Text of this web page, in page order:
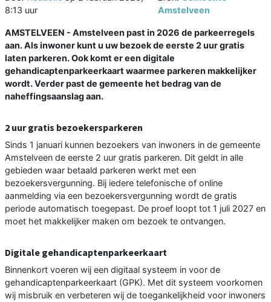
8:13 uur
Amstelveen
AMSTELVEEN - Amstelveen past in 2026 de parkeerregels
aan. Als inwoner kunt u uw bezoek de eerste 2 uur gratis
laten parkeren. Ook komt er een digitale
gehandicaptenparkeerkaart waarmee parkeren makkelijker
wordt. Verder past de gemeente het bedrag van de
naheffingsaanslag aan.
2 uur gratis bezoekersparkeren
Sinds 1 januari kunnen bezoekers van inwoners in de gemeente
Amstelveen de eerste 2 uur gratis parkeren. Dit geldt in alle
gebieden waar betaald parkeren werkt met een
bezoekersvergunning. Bij iedere telefonische of online
aanmelding via een bezoekersvergunning wordt de gratis
periode automatisch toegepast. De proef loopt tot 1 juli 2027 en
moet het makkelijker maken om bezoek te ontvangen.
Digitale gehandicaptenparkeerkaart
Binnenkort voeren wij een digitaal systeem in voor de
gehandicaptenparkeerkaart (GPK). Met dit systeem voorkomen
wij misbruik en verbeteren wij de toegankelijkheid voor inwoners